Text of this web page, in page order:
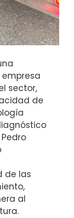
sector,
de
de las
al